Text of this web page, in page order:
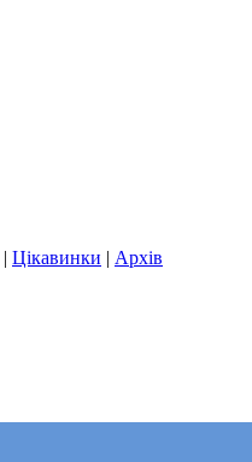
| Цікавинки | Архів